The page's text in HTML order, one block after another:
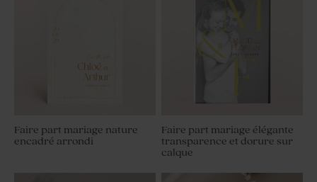
Faire part mariage nature
encadré arrondi
Faire part mariage élégante
transparence et dorure sur
calque